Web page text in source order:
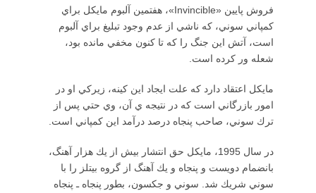
فروش پايين «Invincible»،‌ هفتمين آلبوم مايكل براي
كمپاني سوني، كه ناشي از عدم وجود تبليغ براي آلبوم
است، آتش اين جنگ را كه تا كنون مخفي مانده بود،
شعله ور كرده است.
مايكل اعتقاد دارد كه علت ايجاد اين كينه، زيركي او در
امور بازرگاني است كه در نتيجه ي آن، وي حتي پس از
ترك سوني، صاحب پنجاه درصد درآمد اين كمپاني است.
در سال 1995، مايكل حق انتشار بيش از يك هزار آهنگ،
بانضمام دويست و پنجاه و يك آهنگ از گروه بيتلز را با
سوني شريك شد. سوني و جكسون، بطور پنجاه ـ پنجاه